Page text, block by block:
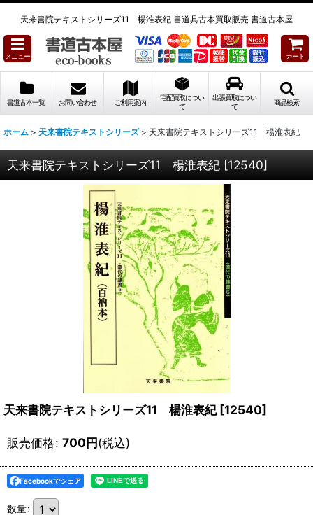
天来書院テキストシリーズ11 楊淮表紀 書道具古本買取販売 書道古本屋
メニュー カート
書道古本一覧 お問い合わせ ご利用案内
宅配買取につい
て
出張買取につい
て
商品検索
ホーム > 天来書院テキストシリーズ > 天来書院テキストシリーズ11 楊淮表紀
天来書院テキストシリーズ11 楊淮表紀 [12540]
天来書院テキストシリーズ11 楊淮表紀 [12540]
販売価格: 700円(税込)
Facebookでシェア
数量: